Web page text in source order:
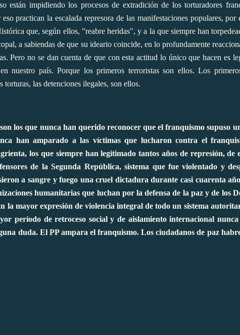
están impidiendo los procesos de extradición de los torturadores
practican la escalada represora de las manifestaciones populares, por
que, según ellos, "reabre heridas", y a la que siempre han
a sabiendas de que su ideario coincide, en lo profundamente
Pero no se dan cuenta de que con esta actitud lo único que hacen es
nuestro país. Porque los primeros terroristas son ellos. Los
las detenciones ilegales, son ellos.
los que nunca han querido reconocer que el franquismo supuso
han amparado a las víctimas que lucharon contra el
los que siempre han legitimado tantos años de represión, de
de la Segunda República, sistema que fue violentado y
a sangre y fuego una cruel dictadura durante casi cuarenta
humanitarias que luchan por la defensa de la paz y de los
la mayor expresión de violencia integral de todo un sistema
período de retroceso social y de aislamiento internacional
duda. El PP ampara el franquismo. Los ciudadanos de paz